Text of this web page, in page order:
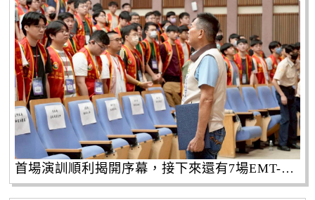
首場演訓順利揭開序幕，接下來還有7場EMT-1演訓將陸續登場，市府將持續深耕備役人力培訓，全面提升新北市的災害防救量能。